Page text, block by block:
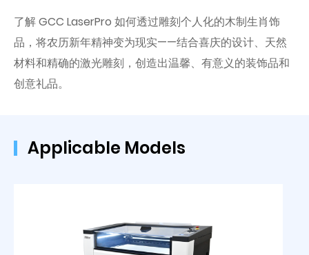
了解 GCC LaserPro 如何透过雕刻个人化的木制生肖饰
品，将农历新年精神变为现实——结合喜庆的设计、天然
材料和精确的激光雕刻，创造出​​温馨、有意义的装饰品和
创意礼品。
Applicable Models